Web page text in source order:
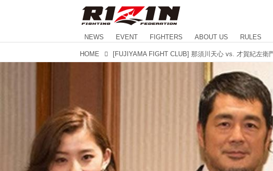
NEWS EVENT FIGHTERS ABOUT US RULES
HOME